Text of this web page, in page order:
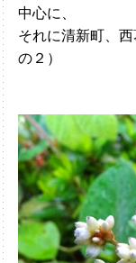
中心に、
それに清新町、
の２）